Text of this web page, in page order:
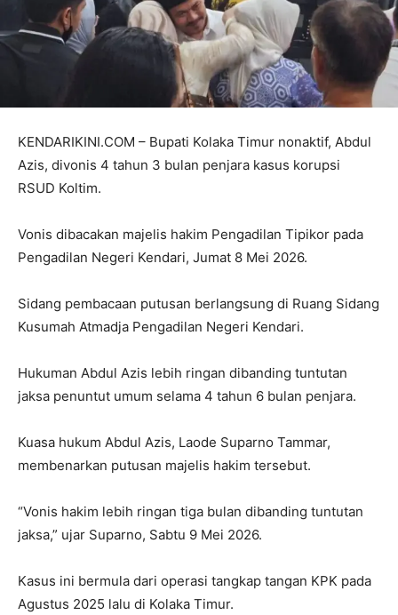
KENDARIKINI.COM – Bupati Kolaka Timur nonaktif, Abdul
Azis, divonis 4 tahun 3 bulan penjara kasus korupsi
RSUD Koltim.
Vonis dibacakan majelis hakim Pengadilan Tipikor pada
Pengadilan Negeri Kendari, Jumat 8 Mei 2026.
Sidang pembacaan putusan berlangsung di Ruang Sidang
Kusumah Atmadja Pengadilan Negeri Kendari.
Hukuman Abdul Azis lebih ringan dibanding tuntutan
jaksa penuntut umum selama 4 tahun 6 bulan penjara.
Kuasa hukum Abdul Azis, Laode Suparno Tammar,
membenarkan putusan majelis hakim tersebut.
“Vonis hakim lebih ringan tiga bulan dibanding tuntutan
jaksa,” ujar Suparno, Sabtu 9 Mei 2026.
Kasus ini bermula dari operasi tangkap tangan KPK pada
Agustus 2025 lalu di Kolaka Timur.